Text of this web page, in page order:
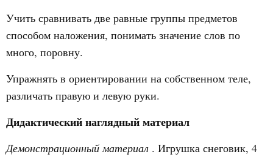
Учить сравнивать две равные группы предметов
способом наложения, понимать значение слов по
много, поровну.
Упражнять в ориентировании на собственном теле,
различать правую и левую руки.
Дидактический наглядный материал
Демонстрационный материал . Игрушка снеговик, 4